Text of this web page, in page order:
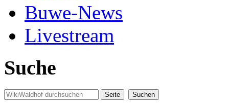
Buwe-News
Livestream
Suche